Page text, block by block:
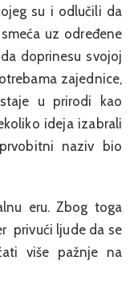
su i odlučili da
uz određene
doprinesu svojoj
zajednice,
u prirodi kao
ideja izabrali
naziv bio
eru. Zbog toga
privući ljude da se
više pažnje na